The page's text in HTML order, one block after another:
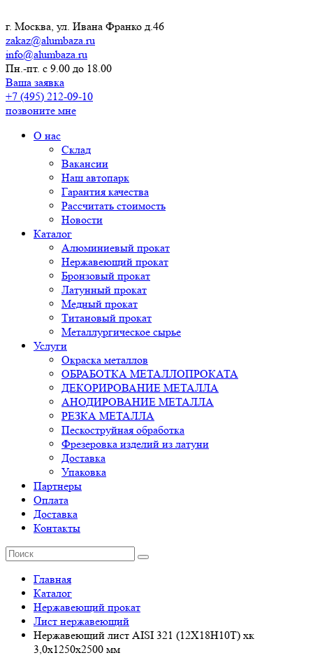
г. Москва, ул. Ивана Франко д.46
zakaz@alumbaza.ru
info@alumbaza.ru
Пн.-пт. с 9.00 до 18.00
Ваша заявка
+7 (495) 212-09-10
позвоните мне
О нас
Склад
Вакансии
Наш автопарк
Гарантия качества
Рассчитать стоимость
Новости
Каталог
Алюминиевый прокат
Нержавеющий прокат
Бронзовый прокат
Латунный прокат
Медный прокат
Титановый прокат
Металлургическое сырье
Услуги
Окраска металлов
ОБРАБОТКА МЕТАЛЛОПРОКАТА
ДЕКОРИРОВАНИЕ МЕТАЛЛА
АНОДИРОВАНИЕ МЕТАЛЛА
РЕЗКА МЕТАЛЛА
Пескоструйная обработка
Фрезеровка изделий из латуни
Доставка
Упаковка
Партнеры
Оплата
Доставка
Контакты
Главная
Каталог
Нержавеющий прокат
Лист нержавеющий
Нержавеющий лист AISI 321 (12Х18Н10Т) хк
3,0х1250х2500 мм